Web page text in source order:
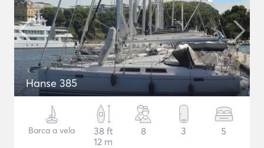
Hanse 385
Barca a vela
38 ft
12 m
8 3 5